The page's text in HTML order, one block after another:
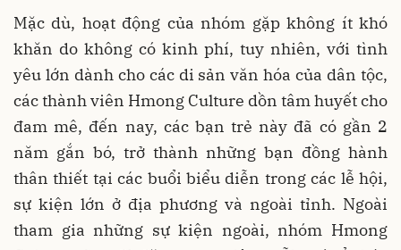
Mặc dù, hoạt động của nhóm gặp không ít khó
khăn do không có kinh phí, tuy nhiên, với tình
yêu lớn dành cho các di sản văn hóa của dân tộc,
các thành viên Hmong Culture dồn tâm huyết cho
đam mê, đến nay, các bạn trẻ này đã có gần 2
năm gắn bó, trở thành những bạn đồng hành
thân thiết tại các buổi biểu diễn trong các lễ hội,
sự kiện lớn ở địa phương và ngoài tỉnh. Ngoài
tham gia những sự kiện ngoài, nhóm Hmong